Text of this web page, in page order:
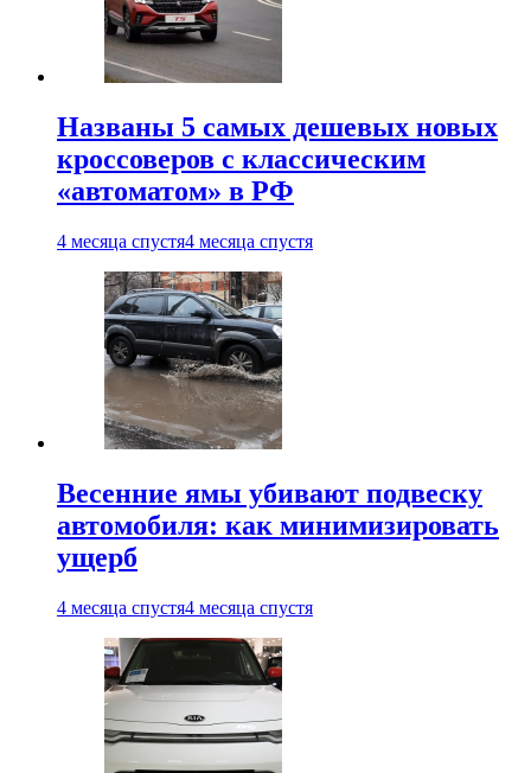
Названы 5 самых дешевых новых
кроссоверов с классическим
«автоматом» в РФ
4 месяца спустя4 месяца спустя
Весенние ямы убивают подвеску
автомобиля: как минимизировать
ущерб
4 месяца спустя4 месяца спустя